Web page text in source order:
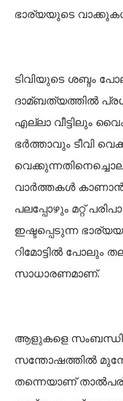
ഭാര്യയുടെ വാക്കുകള്‍
ടിവിയുടെ ശബ്ദം
ദാമ്ബത്യത്തില്‍
എല്ലാ വീട്ടിലും
ഭര്‍ത്താവും ടീവി
വാര്‍ത്തകള്‍ കാണാന്‍
പലപ്പോഴും മറ്റ്
ഇഷ്ടപ്പെടുന്ന
റിമോട്ടില്‍ പോലും
സാധാരണമാണ്.
ആളുകളെ
സന്തോഷത്തില്‍
തന്നെയാണ്